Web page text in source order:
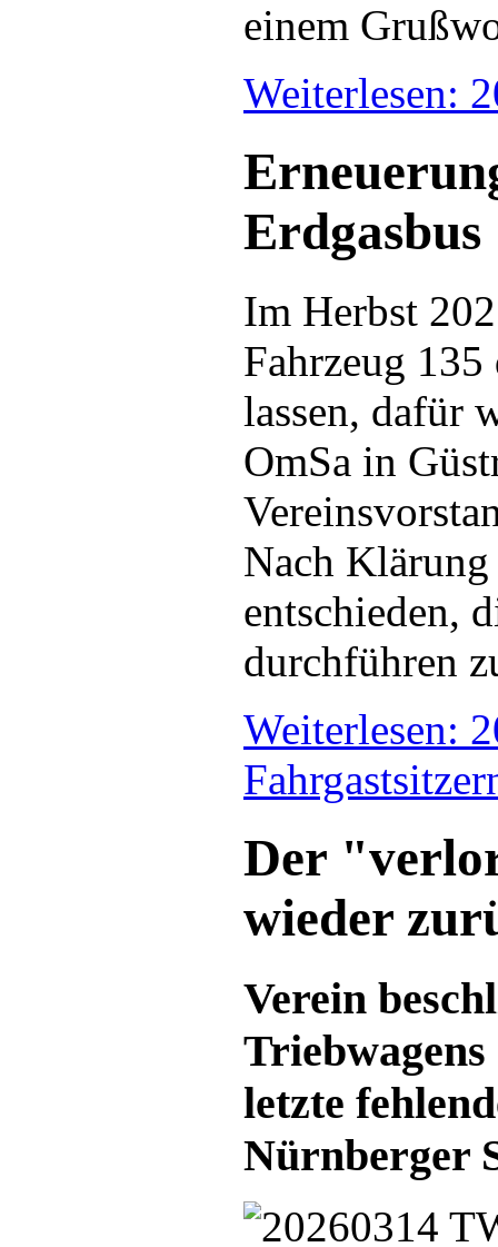
einem
Weiterlesen:
Erdgasbus
Im Herbst
Fahrzeug 135
lassen, dafür
OmSa in
Nach
entschieden,
durchführen
Weiterlesen:
Der
wieder
Verein
Triebwagens
letzte
Nürnberger